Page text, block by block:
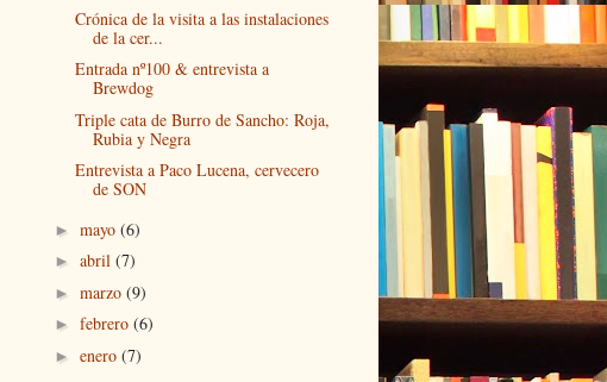
Crónica de la visita a las instalaciones
de la cer...
Entrada nº100 & entrevista a
Brewdog
Triple cata de Burro de Sancho: Roja,
Rubia y Negra
Entrevista a Paco Lucena, cervecero
de SON
► mayo (6)
► abril (7)
► marzo (9)
► febrero (6)
► enero (7)